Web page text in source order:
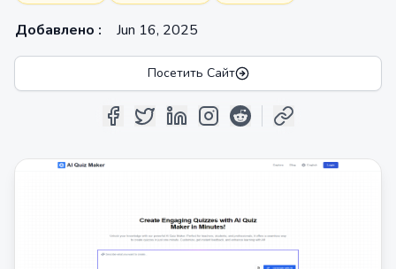
Добавлено : Jun 16, 2025
Посетить Сайт